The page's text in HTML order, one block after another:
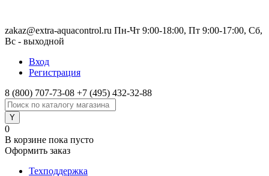
zakaz@extra-aquacontrol.ru Пн-Чт 9:00-18:00, Пт 9:00-17:00, Сб,
Вс - выходной
Вход
Регистрация
8 (800) 707-73-08 +7 (495) 432-32-88
0
В корзине пока пусто
Оформить заказ
Техподдержка